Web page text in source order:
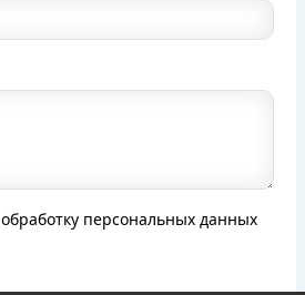
персональных данных